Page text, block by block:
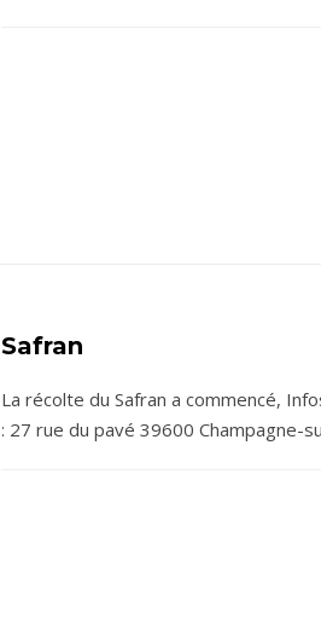
Safran
La récolte du Safran a commencé,
: 27 rue du pavé 39600 Champagne-